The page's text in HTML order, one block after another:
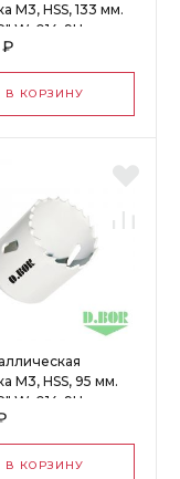
М3, HSS, 133 мм.
W-014-9H-
₽
В КОРЗИНУ
М3, HSS, 95 мм.
W-014-9H-
В КОРЗИНУ